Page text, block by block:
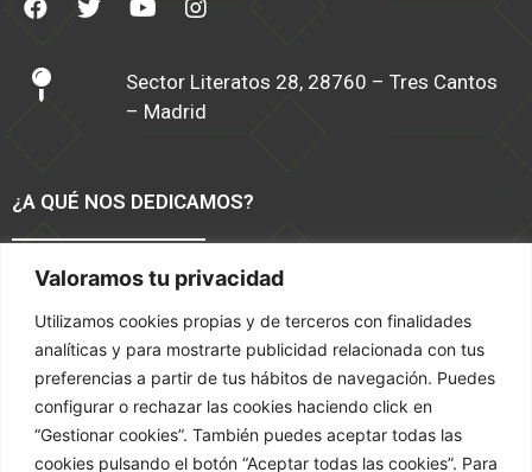
Valoramos tu privacidad
Utilizamos cookies propias y de terceros con finalidades
analíticas y para mostrarte publicidad relacionada con tus
preferencias a partir de tus hábitos de navegación. Puedes
configurar o rechazar las cookies haciendo click en
“Gestionar cookies”. También puedes aceptar todas las
cookies pulsando el botón “Aceptar todas las cookies”. Para
Sector Literatos 28, 28760 – Tres Cantos
– Madrid
¿A QUÉ NOS DEDICAMOS?
Software TPV Moda y Calzado
Tiendas Online
Servicios
Marketing
TÉRMINOS Y CONDICIONES